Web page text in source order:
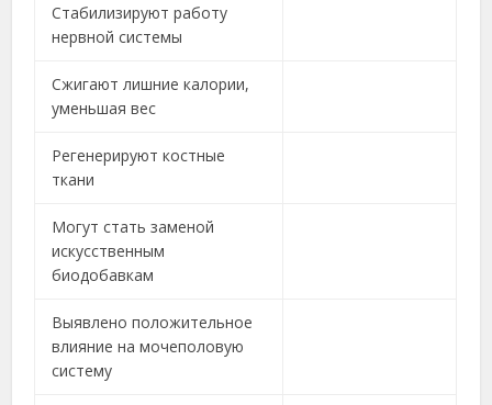
Стабилизируют работу
нервной системы
Сжигают лишние калории,
уменьшая вес
Регенерируют костные
ткани
Могут стать заменой
искусственным
биодобавкам
Выявлено положительное
влияние на мочеполовую
систему